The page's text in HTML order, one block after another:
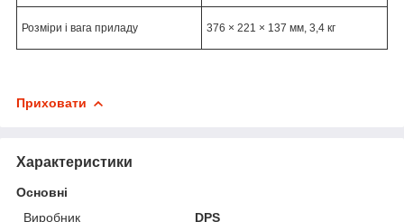
Розміри і вага приладу 376 × 221 × 137 мм, 3,4 кг
Приховати
Характеристики
Основні
Виробник
DPS